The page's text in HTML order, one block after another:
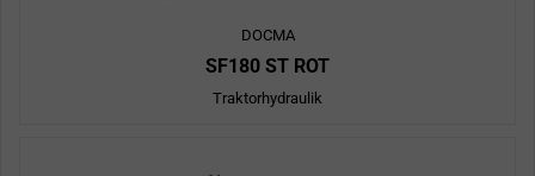
DOCMA
SF180 ST ROT
Traktorhydraulik